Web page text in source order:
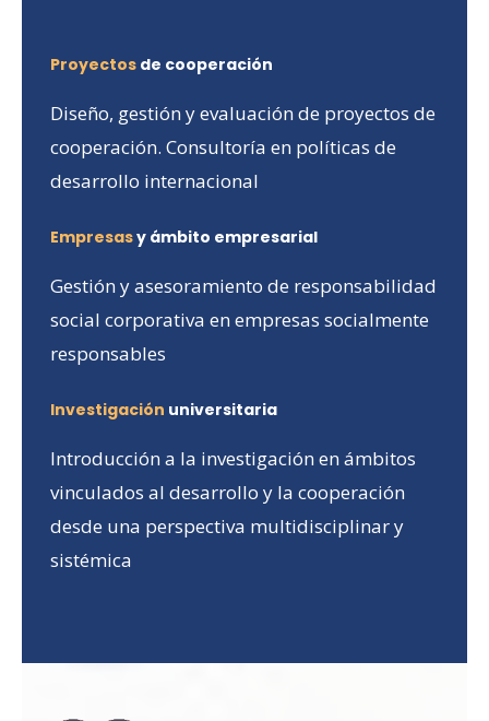
Proyectos de cooperación
Diseño, gestión y evaluación de proyectos de
cooperación. Consultoría en políticas de
desarrollo internacional
Empresasy ámbito empresarial
Gestión y asesoramiento de responsabilidad
social corporativa en empresas socialmente
responsables
Investigación universitaria
Introducción a la investigación en ámbitos
vinculados al desarrollo y la cooperación
desde una perspectiva multidisciplinar y
sistémica